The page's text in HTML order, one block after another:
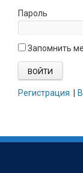
Пароль
Запомнить
Регистрация |